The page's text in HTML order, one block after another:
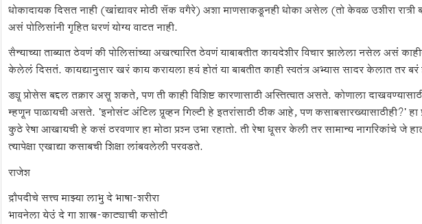
धोकादायक दिसत नाही (खांद्यावर मोठी सॅक वगैरे) अशा माणसाकडूनही धोका असेल (तो केवळ उशीरा
असं पोलिसांनी गृहित धरणं योग्य वाटत नाही.
सैन्याच्या ताब्यात ठेवणं की पोलिसांच्या अखत्यारित ठेवणं याबाबतीत कायदेशीर विचार झालेला नसेल असं
केलेलं दिसतं. कायद्यानुसार खरं काय करायला हवं होतं या बाबतीत काही स्वतंत्र अभ्यास सादर केलात तर
ड्यू प्रोसेस बद्दल तक्रार असू शकते, पण ती काही विशिष्ट कारणासाठी अस्तित्वात असते. कोणाला दाखवण्यासाठी
म्हणून पाळायची असते. 'इनोसंट अंटिल प्रूव्हन गिल्टी हे इतरांसाठी ठीक आहे, पण कसाबसारख्यासाठीही?' हा
कुठे रेषा आखायची हे कसं ठरवणार हा मोठा प्रश्न उभा रहातो. ती रेषा धूसर केली तर सामान्य नागरिकांचे जे
त्यापेक्षा एखाद्या कसाबची शिक्षा लांबवलेली परवडते.
राजेश
द्रौपदीचे सत्त्व माझ्या लाभु दे भाषा-शरीरा
भावनेला येउं दे गा शास्त्र-काट्याची कसोटी